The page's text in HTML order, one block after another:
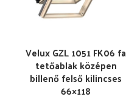
Velux GZL 1051 FK06 fa
tetőablak középen
billenő felső kilincses
66×118